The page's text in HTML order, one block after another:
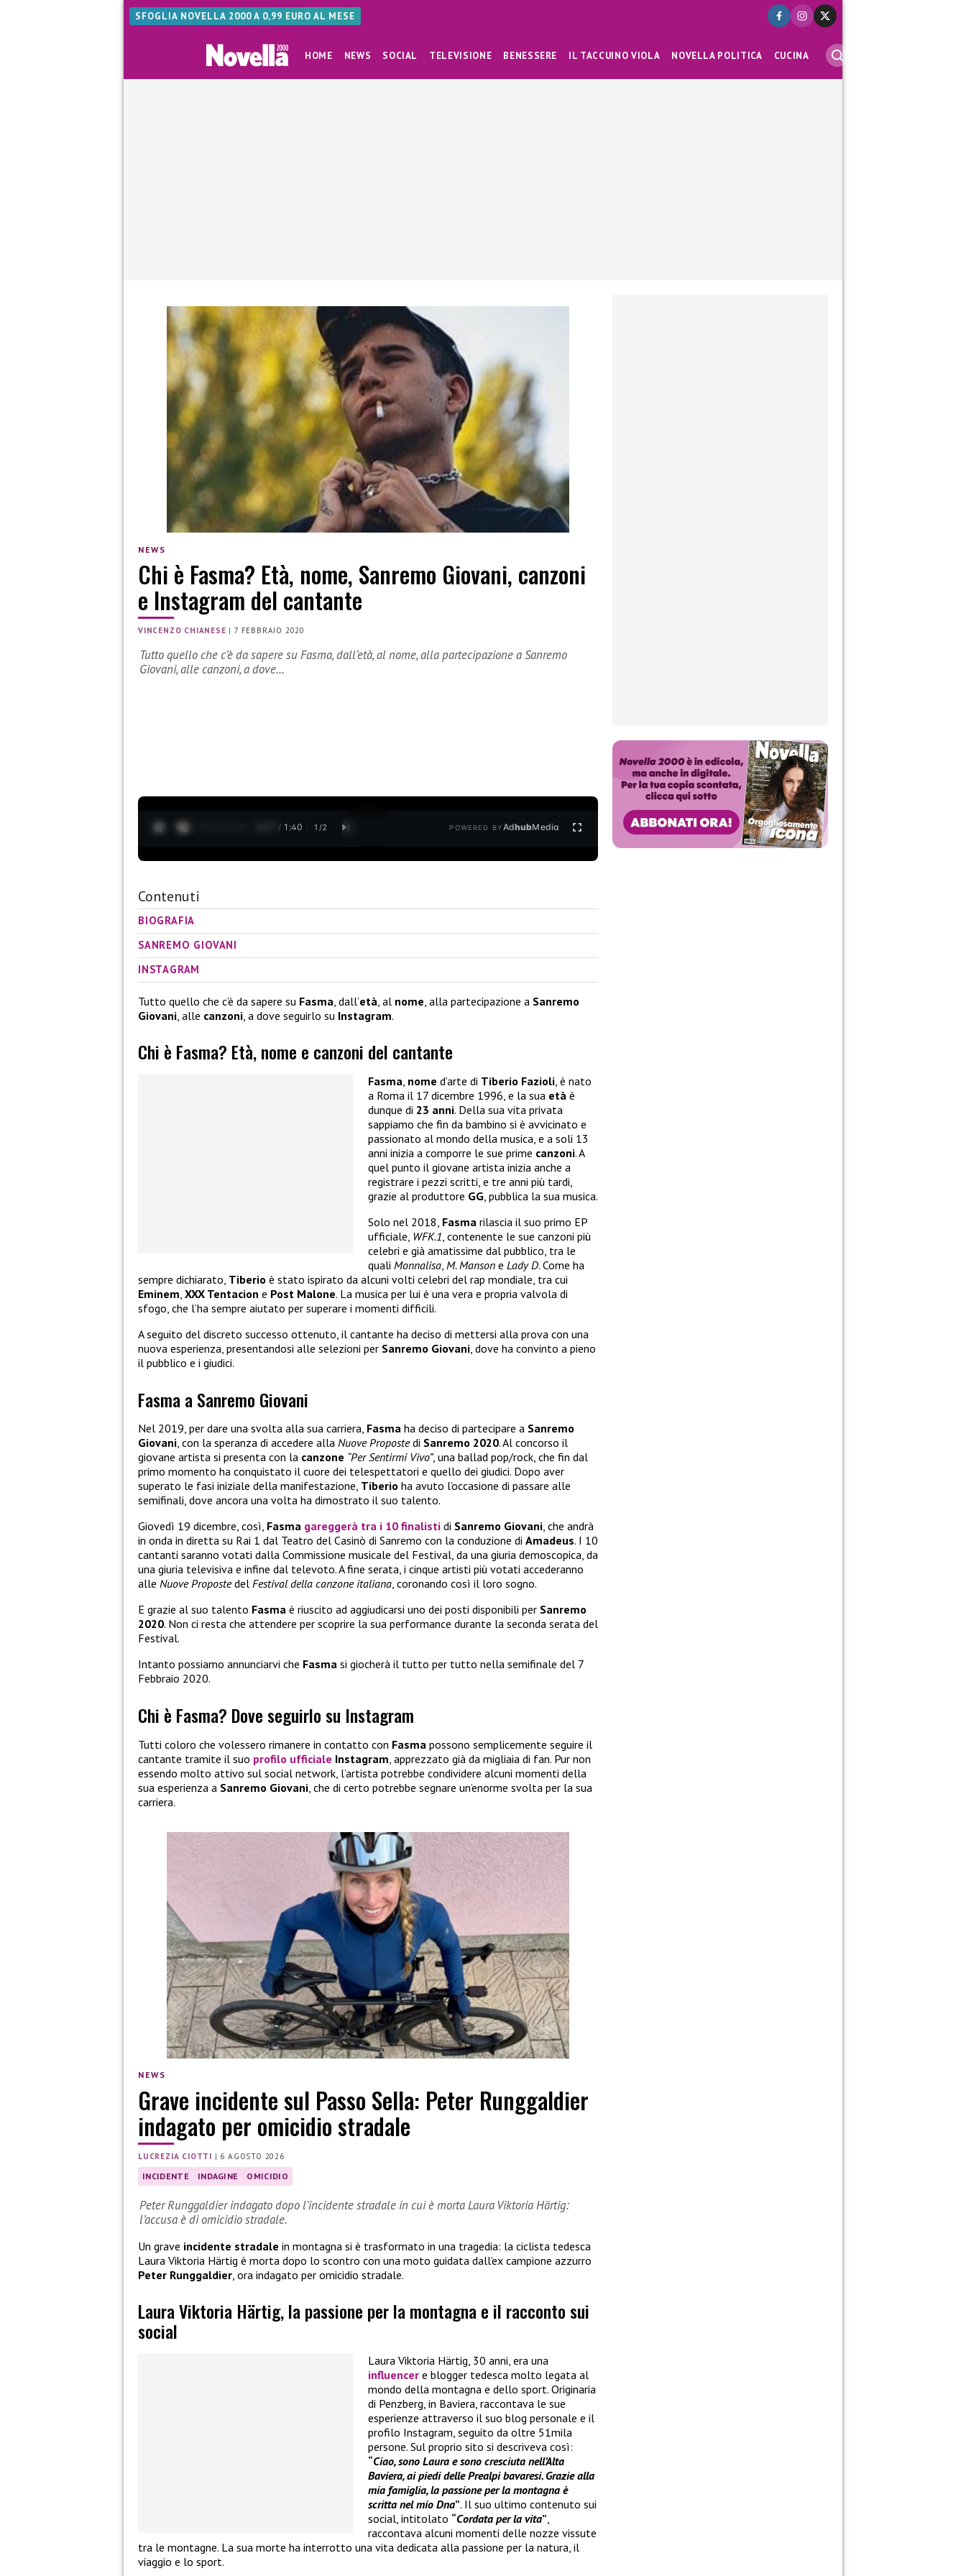
SFOGLIA NOVELLA 2000 A 0,99 EURO AL MESE
HOME NEWS SOCIAL TELEVISIONE BENESSERE IL TACCUINO VIOLA NOVELLA POLITICA CUCINA
NEWS
Chi è Fasma? Età, nome, Sanremo Giovani, canzoni
e Instagram del cantante
VINCENZO CHIANESE |7 FEBBRAIO 2020
Tutto quello che c’è da sapere su Fasma, dall’età, al nome, alla partecipazione a Sanremo
Giovani, alle canzoni, a dove…
0:28 / 1:40 1 /2 POWERED BYAdhubMedia
Contenuti
BIOGRAFIA
SANREMO GIOVANI
INSTAGRAM
Tutto quello che c’è da sapere su Fasma, dall’età, al nome, alla partecipazione a Sanremo
Giovani, alle canzoni, a dove seguirlo su Instagram.
Chi è Fasma? Età, nome e canzoni del cantante
Fasma, nome d’arte di Tiberio Fazioli, è nato
a Roma il 17 dicembre 1996, e la sua età è
dunque di 23 anni. Della sua vita privata
sappiamo che fin da bambino si è avvicinato e
passionato al mondo della musica, e a soli 13
anni inizia a comporre le sue prime canzoni. A
quel punto il giovane artista inizia anche a
registrare i pezzi scritti, e tre anni più tardi,
grazie al produttore GG, pubblica la sua musica.
Solo nel 2018, Fasma rilascia il suo primo EP
ufficiale, WFK.1, contenente le sue canzoni più
celebri e già amatissime dal pubblico, tra le
quali Monnalisa, M. Manson e Lady D. Come ha
sempre dichiarato, Tiberio è stato ispirato da alcuni volti celebri del rap mondiale, tra cui
Eminem, XXX Tentacion e Post Malone. La musica per lui è una vera e propria valvola di
sfogo, che l’ha sempre aiutato per superare i momenti difficili.
A seguito del discreto successo ottenuto, il cantante ha deciso di mettersi alla prova con una
nuova esperienza, presentandosi alle selezioni per Sanremo Giovani, dove ha convinto a pieno
il pubblico e i giudici.
Fasma a Sanremo Giovani
Nel 2019, per dare una svolta alla sua carriera, Fasma ha deciso di partecipare a Sanremo
Giovani, con la speranza di accedere alla Nuove Propostedi Sanremo 2020. Al concorso il
giovane artista si presenta con la canzone “Per Sentirmi Vivo”, una ballad pop/rock, che fin dal
primo momento ha conquistato il cuore dei telespettatori e quello dei giudici. Dopo aver
superato le fasi iniziale della manifestazione, Tiberio ha avuto l’occasione di passare alle
semifinali, dove ancora una volta ha dimostrato il suo talento.
Giovedì 19 dicembre, così, Fasma gareggerà tra i 10 finalisti di Sanremo Giovani, che andrà
in onda in diretta su Rai 1 dal Teatro del Casinò di Sanremo con la conduzione di Amadeus. I 10
cantanti saranno votati dalla Commissione musicale del Festival, da una giuria demoscopica, da
una giuria televisiva e infine dal televoto. A fine serata, i cinque artisti più votati accederanno
alle Nuove Propostedel Festival della canzone italiana, coronando così il loro sogno.
E grazie al suo talento Fasma è riuscito ad aggiudicarsi uno dei posti disponibili per Sanremo
2020. Non ci resta che attendere per scoprire la sua performance durante la seconda serata del
Festival.
Intanto possiamo annunciarvi che Fasma si giocherà il tutto per tutto nella semifinale del 7
Febbraio 2020.
Chi è Fasma? Dove seguirlo su Instagram
Tutti coloro che volessero rimanere in contatto con Fasma possono semplicemente seguire il
cantante tramite il suo profilo ufficiale Instagram , apprezzato già da migliaia di fan. Pur non
essendo molto attivo sul social network, l’artista potrebbe condividere alcuni momenti della
sua esperienza a Sanremo Giovani , che di certo potrebbe segnare un’enorme svolta per la sua
carriera.
NEWS
Grave incidente sul Passo Sella: Peter Runggaldier
indagato per omicidio stradale
LUCREZIA CIOTTI | 6 AGOSTO 2026
INCIDENTE INDAGINE OMICIDIO
Peter Runggaldier indagato dopo l’incidente stradale in cui è morta Laura Viktoria Härtig:
l’accusa è di omicidio stradale.
Un grave incidente stradale in montagna si è trasformato in una tragedia: la ciclista tedesca
Laura Viktoria Härtig è morta dopo lo scontro con una moto guidata dall’ex campione azzurro
Peter Runggaldier , ora indagato per omicidio stradale.
Laura Viktoria Härtig, la passione per la montagna e il racconto sui
social
Laura Viktoria Härtig, 30 anni, era una
influencer e blogger tedesca molto legata al
mondo della montagna e dello sport. Originaria
di Penzberg, in Baviera, raccontava le sue
esperienze attraverso il suo blog personale e il
profilo Instagram, seguito da oltre 51mila
persone. Sul proprio sito si descriveva così:
“Ciao, sono Laura e sono cresciuta nell’Alta
Baviera, ai piedi delle Prealpi bavaresi. Grazie alla
mia famiglia, la passione per la montagna è
scritta nel mio Dna”. Il suo ultimo contenuto sui
social, intitolato “Cordata per la vita”
raccontava alcuni momenti delle nozze vissute
tra le montagne. La sua morte ha interrotto una vita dedicata alla passione per la natura, il
viaggio e lo sport.